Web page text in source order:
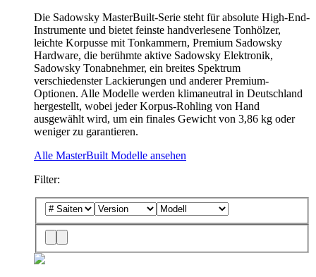
Die Sadowsky MasterBuilt-Serie steht für absolute High-End-
Instrumente und bietet feinste handverlesene Tonhölzer,
leichte Korpusse mit Tonkammern, Premium Sadowsky
Hardware, die berühmte aktive Sadowsky Elektronik,
Sadowsky Tonabnehmer, ein breites Spektrum
verschiedenster Lackierungen und anderer Premium-
Optionen. Alle Modelle werden klimaneutral in Deutschland
hergestellt, wobei jeder Korpus-Rohling von Hand
ausgewählt wird, um ein finales Gewicht von 3,86 kg oder
weniger zu garantieren.
Alle MasterBuilt Modelle ansehen
Filter: